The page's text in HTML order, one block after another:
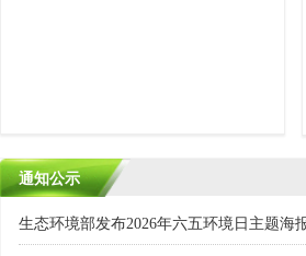
通知公示
生态环境部发布2026年六五环境日主题海
嘉祥县公安局满硐派出所地块土壤污染状
嘉祥祥和苑养老院地块土壤污染状况调查公
嘉祥县2020年第3批次建设用地1（何庙小
嘉祥县2020年度第5批次建设用地31 （曾
嘉祥县2020年度第5批次建设用地32（黄
嘉祥县2020年度第 5 批次建设用地30（
嘉祥县2020年度第5批次建设用地23（萌
嘉祥县2020年度第5批次建设用地24（萌